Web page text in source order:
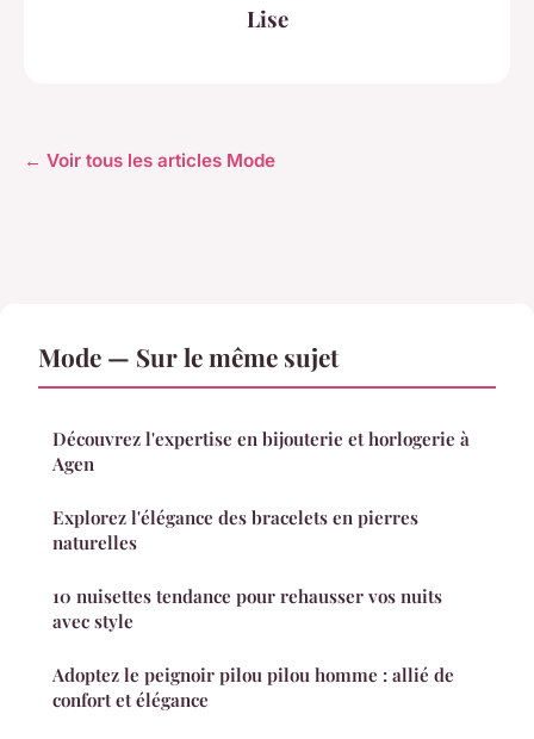
Lise
← Voir tous les articles Mode
Mode — Sur le même sujet
Découvrez l'expertise en bijouterie et horlogerie à
Agen
Explorez l'élégance des bracelets en pierres
naturelles
10 nuisettes tendance pour rehausser vos nuits
avec style
Adoptez le peignoir pilou pilou homme : allié de
confort et élégance